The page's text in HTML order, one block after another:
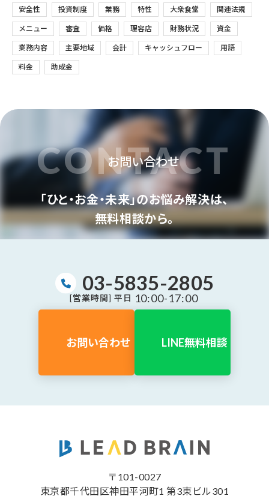
安全性 投資制度 業務 特性 大衆食堂 関連法規
メニュー 審査 価格 理容店 財務状況 資金
業務内容 主要地域 会計 キャッシュフロー 用語
料金 助成金
CONTACT
お問い合わせ
「ひと・お金・未来」のお悩み解決は、
無料相談から。
03-5835-2805
[営業時間] 平日 10:00-17:00
お問い合わせ LINE無料相談
〒101-0027
東京都千代田区神田平河町1 第3東ビル301